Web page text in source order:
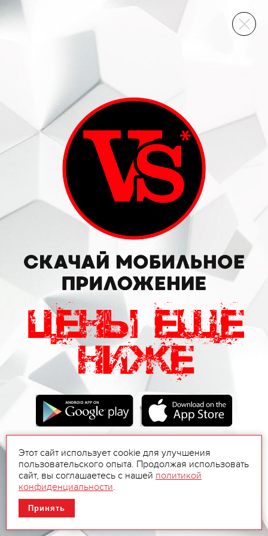
ВИННЫЙ СКЛАД
Этот сайт использует cookie для улучшения
пользовательского опыта. Продолжая использовать
сайт, вы соглашаетесь с нашей политикой
конфиденциальности.
Принять